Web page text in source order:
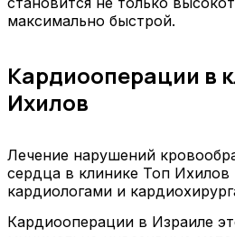
максимально быстрой.
Кардиооперации в
Ихилов
Лечение нарушений
сердца в клинике Топ
кардиологами и
Кардиооперации в Израиле